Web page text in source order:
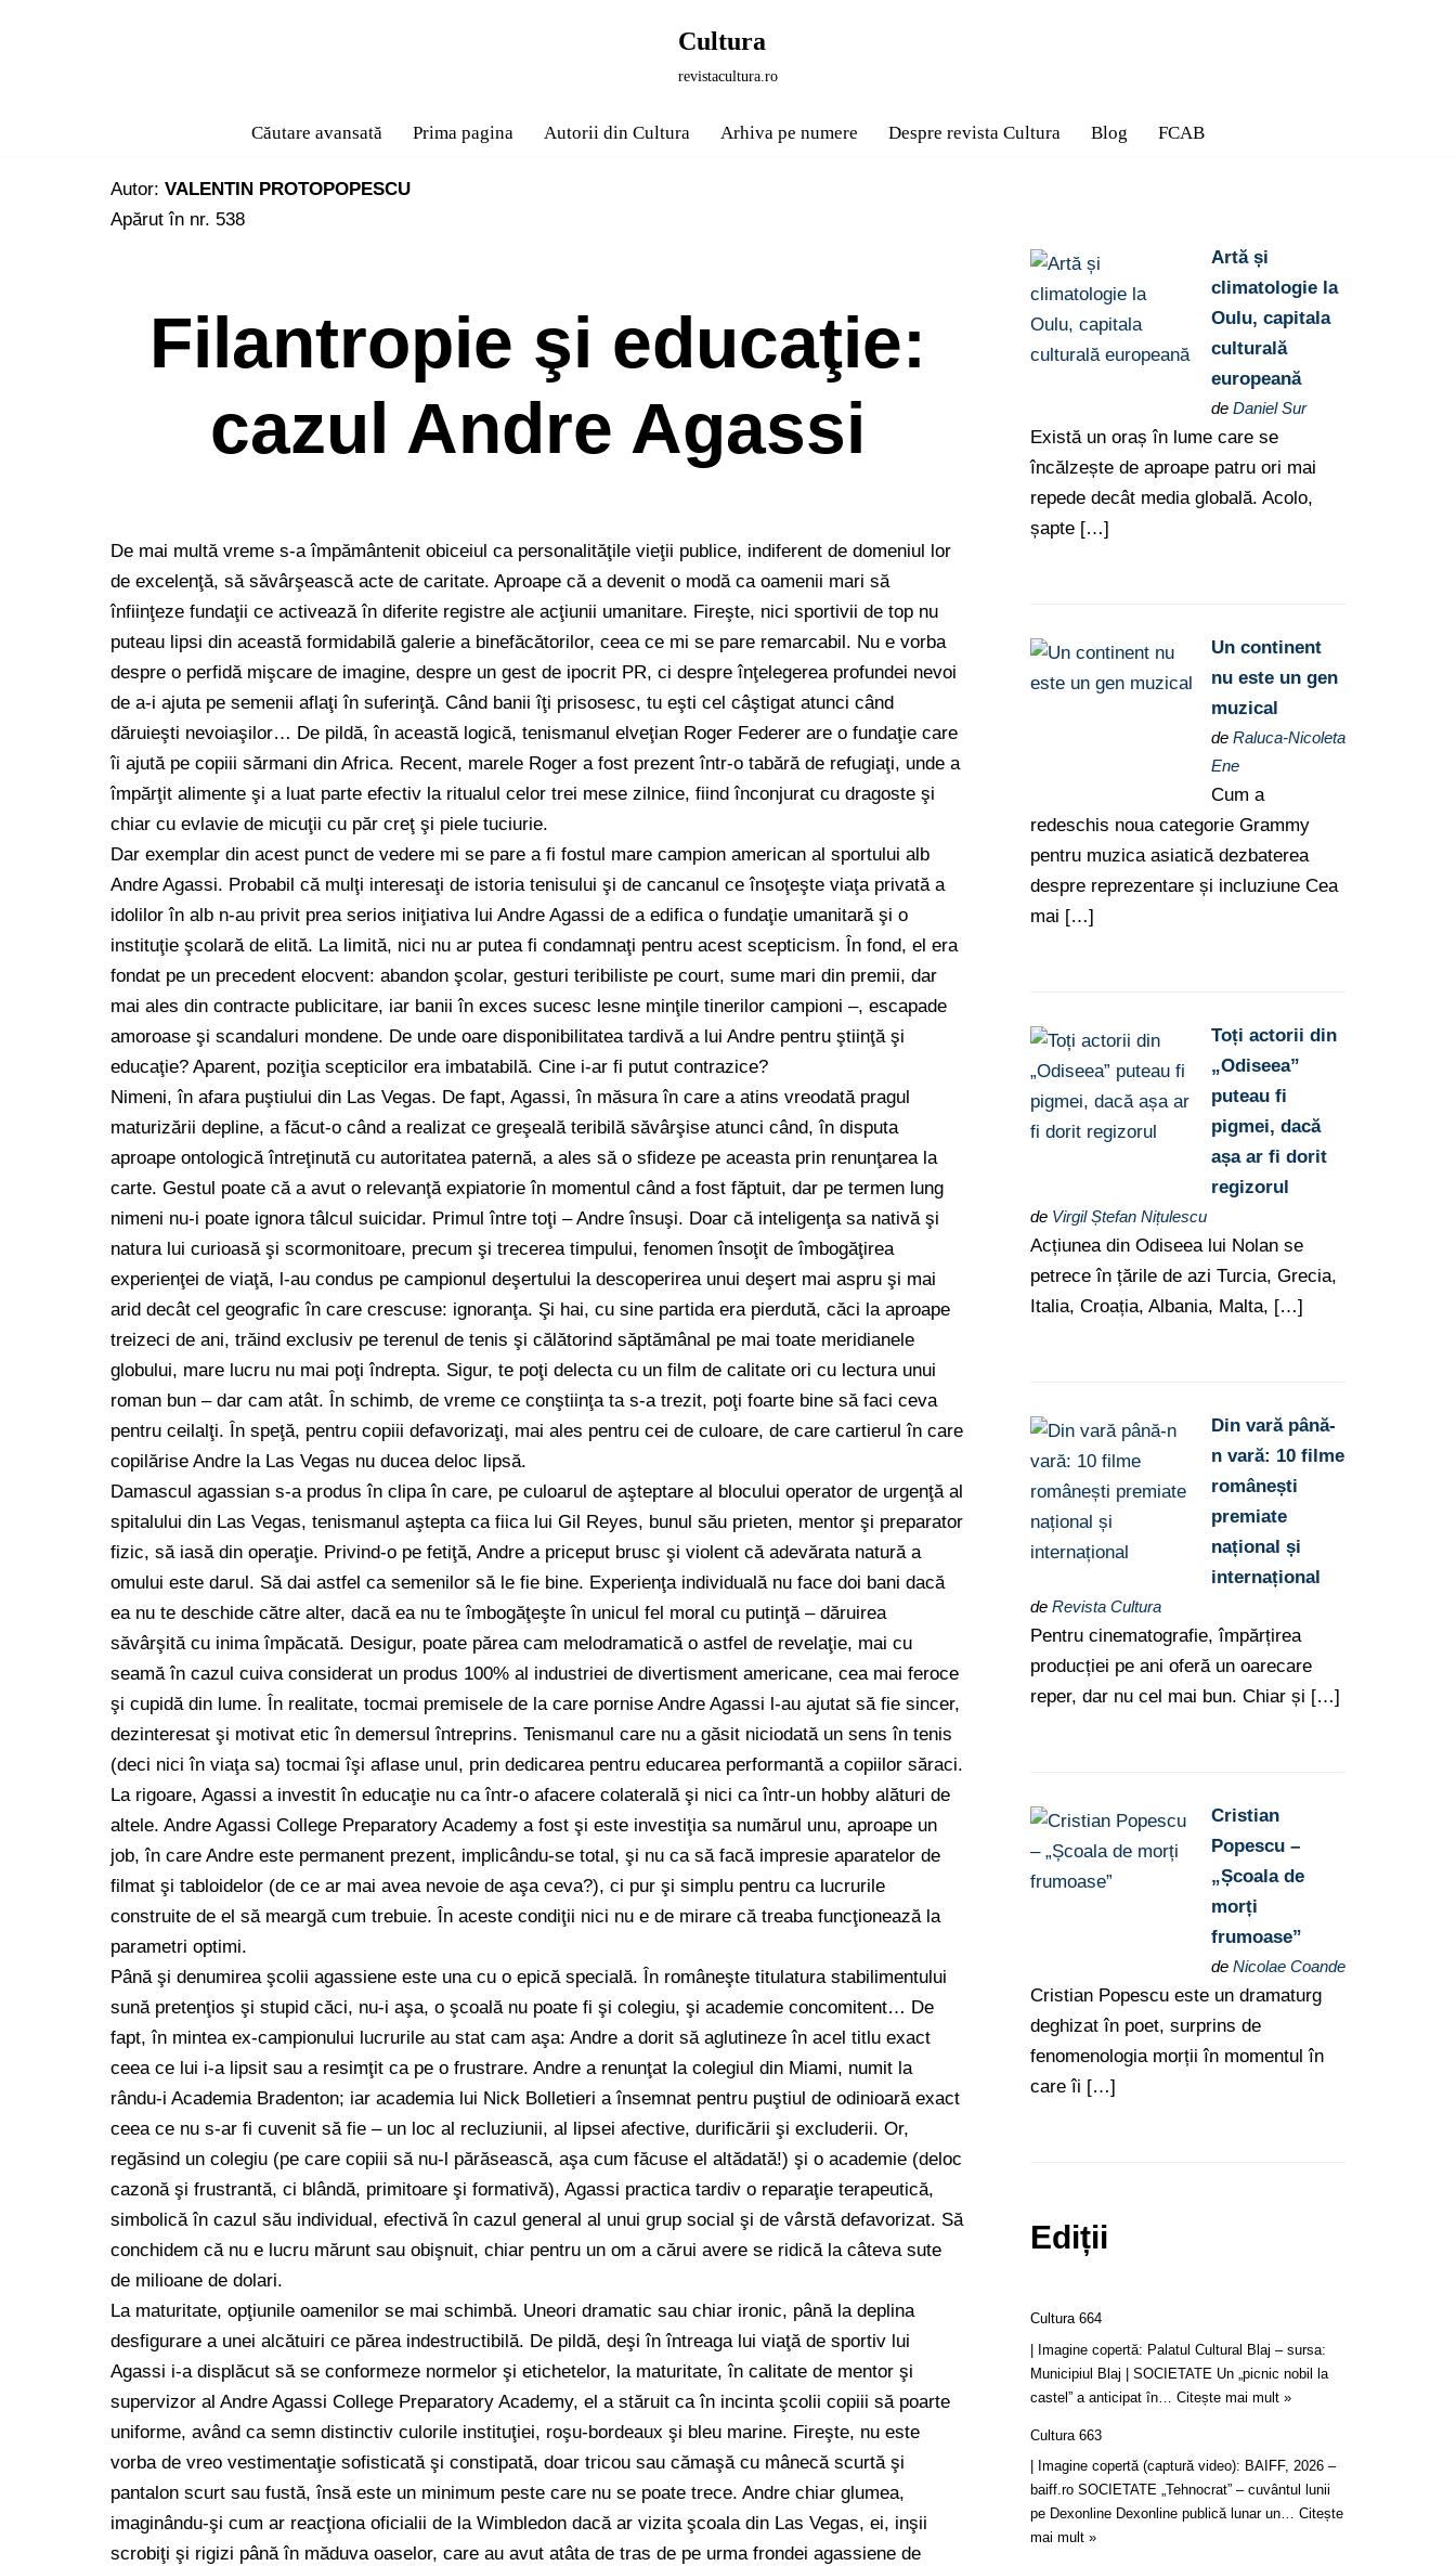
Cultura
revistacultura.ro
Căutare avansată Prima pagina Autorii din Cultura Arhiva pe numere Despre revista Cultura Blog FCAB
Autor: VALENTIN PROTOPOPESCU
Apărut în nr. 538
Filantropie şi educaţie:
cazul Andre Agassi
De mai multă vreme s-a împământenit obiceiul ca personalităţile vieţii publice, indiferent de domeniul lor
de excelenţă, să săvârşească acte de caritate. Aproape că a devenit o modă ca oamenii mari să
înfiinţeze fundaţii ce activează în diferite registre ale acţiunii umanitare. Fireşte, nici sportivii de top nu
puteau lipsi din această formidabilă galerie a binefăcătorilor, ceea ce mi se pare remarcabil. Nu e vorba
despre o perfidă mişcare de imagine, despre un gest de ipocrit PR, ci despre înţelegerea profundei nevoi
de a-i ajuta pe semenii aflaţi în suferinţă. Când banii îţi prisosesc, tu eşti cel câştigat atunci când
dăruieşti nevoiaşilor… De pildă, în această logică, tenismanul elveţian Roger Federer are o fundaţie care
îi ajută pe copiii sărmani din Africa. Recent, marele Roger a fost prezent într-o tabără de refugiaţi, unde a
împărţit alimente şi a luat parte efectiv la ritualul celor trei mese zilnice, fiind înconjurat cu dragoste şi
chiar cu evlavie de micuţii cu păr creţ şi piele tuciurie.
Dar exemplar din acest punct de vedere mi se pare a fi fostul mare campion american al sportului alb
Andre Agassi. Probabil că mulţi interesaţi de istoria tenisului şi de cancanul ce însoţeşte viaţa privată a
idolilor în alb n-au privit prea serios iniţiativa lui Andre Agassi de a edifica o fundaţie umanitară şi o
instituţie şcolară de elită. La limită, nici nu ar putea fi condamnaţi pentru acest scepticism. În fond, el era
fondat pe un precedent elocvent: abandon şcolar, gesturi teribiliste pe court, sume mari din premii, dar
mai ales din contracte publicitare, iar banii în exces sucesc lesne minţile tinerilor campioni –, escapade
amoroase şi scandaluri mondene. De unde oare disponibilitatea tardivă a lui Andre pentru ştiinţă şi
educaţie? Aparent, poziţia scepticilor era imbatabilă. Cine i-ar fi putut contrazice?
Nimeni, în afara puştiului din Las Vegas. De fapt, Agassi, în măsura în care a atins vreodată pragul
maturizării depline, a făcut-o când a realizat ce greşeală teribilă săvârşise atunci când, în disputa
aproape ontologică întreţinută cu autoritatea paternă, a ales să o sfideze pe aceasta prin renunţarea la
carte. Gestul poate că a avut o relevanţă expiatorie în momentul când a fost făptuit, dar pe termen lung
nimeni nu-i poate ignora tâlcul suicidar. Primul între toţi – Andre însuşi. Doar că inteligenţa sa nativă şi
natura lui curioasă şi scormonitoare, precum şi trecerea timpului, fenomen însoţit de îmbogăţirea
experienţei de viaţă, l-au condus pe campionul deşertului la descoperirea unui deşert mai aspru şi mai
arid decât cel geografic în care crescuse: ignoranţa. Şi hai, cu sine partida era pierdută, căci la aproape
treizeci de ani, trăind exclusiv pe terenul de tenis şi călătorind săptămânal pe mai toate meridianele
globului, mare lucru nu mai poţi îndrepta. Sigur, te poţi delecta cu un film de calitate ori cu lectura unui
roman bun – dar cam atât. În schimb, de vreme ce conştiinţa ta s-a trezit, poţi foarte bine să faci ceva
pentru ceilalţi. În speţă, pentru copiii defavorizaţi, mai ales pentru cei de culoare, de care cartierul în care
copilărise Andre la Las Vegas nu ducea deloc lipsă.
Damascul agassian s-a produs în clipa în care, pe culoarul de aşteptare al blocului operator de urgenţă al
spitalului din Las Vegas, tenismanul aştepta ca fiica lui Gil Reyes, bunul său prieten, mentor şi preparator
fizic, să iasă din operaţie. Privind-o pe fetiţă, Andre a priceput brusc şi violent că adevărata natură a
omului este darul. Să dai astfel ca semenilor să le fie bine. Experienţa individuală nu face doi bani dacă
ea nu te deschide către alter, dacă ea nu te îmbogăţeşte în unicul fel moral cu putinţă – dăruirea
săvârşită cu inima împăcată. Desigur, poate părea cam melodramatică o astfel de revelaţie, mai cu
seamă în cazul cuiva considerat un produs 100% al industriei de divertisment americane, cea mai feroce
şi cupidă din lume. În realitate, tocmai premisele de la care pornise Andre Agassi l-au ajutat să fie sincer,
dezinteresat şi motivat etic în demersul întreprins. Tenismanul care nu a găsit niciodată un sens în tenis
(deci nici în viaţa sa) tocmai îşi aflase unul, prin dedicarea pentru educarea performantă a copiilor săraci.
La rigoare, Agassi a investit în educaţie nu ca într-o afacere colaterală şi nici ca într-un hobby alături de
altele. Andre Agassi College Preparatory Academy a fost şi este investiţia sa numărul unu, aproape un
job, în care Andre este permanent prezent, implicându-se total, şi nu ca să facă impresie aparatelor de
filmat şi tabloidelor (de ce ar mai avea nevoie de aşa ceva?), ci pur şi simplu pentru ca lucrurile
construite de el să meargă cum trebuie. În aceste condiţii nici nu e de mirare că treaba funcţionează la
parametri optimi.
Până şi denumirea şcolii agassiene este una cu o epică specială. În româneşte titulatura stabilimentului
sună pretenţios şi stupid căci, nu-i aşa, o şcoală nu poate fi şi colegiu, şi academie concomitent… De
fapt, în mintea ex-campionului lucrurile au stat cam aşa: Andre a dorit să aglutineze în acel titlu exact
ceea ce lui i-a lipsit sau a resimţit ca pe o frustrare. Andre a renunţat la colegiul din Miami, numit la
rându-i Academia Bradenton; iar academia lui Nick Bolletieri a însemnat pentru puştiul de odinioară exact
ceea ce nu s-ar fi cuvenit să fie – un loc al recluziunii, al lipsei afective, durificării şi excluderii. Or,
regăsind un colegiu (pe care copiii să nu-l părăsească, aşa cum făcuse el altădată!) şi o academie (deloc
cazonă şi frustrantă, ci blândă, primitoare şi formativă), Agassi practica tardiv o reparaţie terapeutică,
simbolică în cazul său individual, efectivă în cazul general al unui grup social şi de vârstă defavorizat. Să
conchidem că nu e lucru mărunt sau obişnuit, chiar pentru un om a cărui avere se ridică la câteva sute
de milioane de dolari.
La maturitate, opţiunile oamenilor se mai schimbă. Uneori dramatic sau chiar ironic, până la deplina
desfigurare a unei alcătuiri ce părea indestructibilă. De pildă, deşi în întreaga lui viaţă de sportiv lui
Agassi i-a displăcut să se conformeze normelor şi etichetelor, la maturitate, în calitate de mentor şi
supervizor al Andre Agassi College Preparatory Academy, el a stăruit ca în incinta şcolii copiii să poarte
uniforme, având ca semn distinctiv culorile instituţiei, roşu-bordeaux şi bleu marine. Fireşte, nu este
vorba de vreo vestimentaţie sofisticată şi constipată, doar tricou sau cămaşă cu mânecă scurtă şi
pantalon scurt sau fustă, însă este un minimum peste care nu se poate trece. Andre chiar glumea,
imaginându-şi cum ar reacţiona oficialii de la Wimbledon dacă ar vizita şcoala din Las Vegas, ei, inşii
scrobiţi şi rigizi până în măduva oaselor, care au avut atâta de tras de pe urma frondei agassiene de
Artă și
climatologie la
Oulu, capitala
culturală
europeană
de Daniel Sur
Există un oraș în lume care se
încălzește de aproape patru ori mai
repede decât media globală. Acolo,
șapte […]
Un continent
nu este un gen
muzical
de Raluca-Nicoleta
Ene
Cum a
redeschis noua categorie Grammy
pentru muzica asiatică dezbaterea
despre reprezentare și incluziune Cea
mai […]
Toți actorii din
„Odiseea”
puteau fi
pigmei, dacă
așa ar fi dorit
regizorul
de Virgil Ștefan Nițulescu
Acțiunea din Odiseea lui Nolan se
petrece în țările de azi Turcia, Grecia,
Italia, Croația, Albania, Malta, […]
Din vară până-
n vară: 10 filme
românești
premiate
național și
internațional
de Revista Cultura
Pentru cinematografie, împărțirea
producției pe ani oferă un oarecare
reper, dar nu cel mai bun. Chiar și […]
Cristian
Popescu –
„Școala de
morți
frumoase”
de Nicolae Coande
Cristian Popescu este un dramaturg
deghizat în poet, surprins de
fenomenologia morții în momentul în
care îi […]
Ediții
Cultura 664
| Imagine copertă: Palatul Cultural Blaj – sursa:
Municipiul Blaj | SOCIETATE Un „picnic nobil la
castel” a anticipat în… Citește mai mult »
Cultura 663
| Imagine copertă (captură video): BAIFF, 2026 –
baiff.ro SOCIETATE „Tehnocrat” – cuvântul lunii
pe Dexonline Dexonline publică lunar un… Citește
mai mult »